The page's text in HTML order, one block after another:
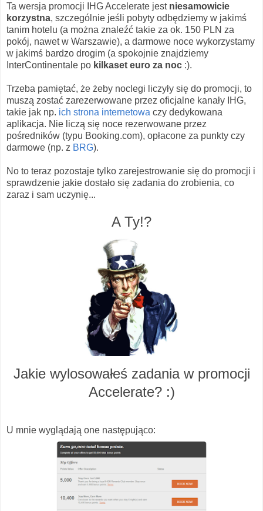
Ta wersja promocji IHG Accelerate jest niesamowicie
korzystna, szczególnie jeśli pobyty odbędziemy w jakimś
tanim hotelu (a można znaleźć takie za ok. 150 PLN za
pokój, nawet w Warszawie), a darmowe noce wykorzystamy
w jakimś bardzo drogim (a spokojnie znajdziemy
InterContinentale po kilkaset euro za noc :).
Trzeba pamiętać, że żeby noclegi liczyły się do promocji, to
muszą zostać zarezerwowane przez oficjalne kanały IHG,
takie jak np. ich strona internetowa czy dedykowana
aplikacja. Nie liczą się noce rezerwowane przez
pośredników (typu Booking.com), opłacone za punkty czy
darmowe (np. z BRG).
No to teraz pozostaje tylko zarejestrowanie się do promocji i
sprawdzenie jakie dostało się zadania do zrobienia, co
zaraz i sam uczynię...
A Ty!?
Jakie wylosowałeś zadania w promocji
Accelerate? :)
U mnie wyglądają one następująco: